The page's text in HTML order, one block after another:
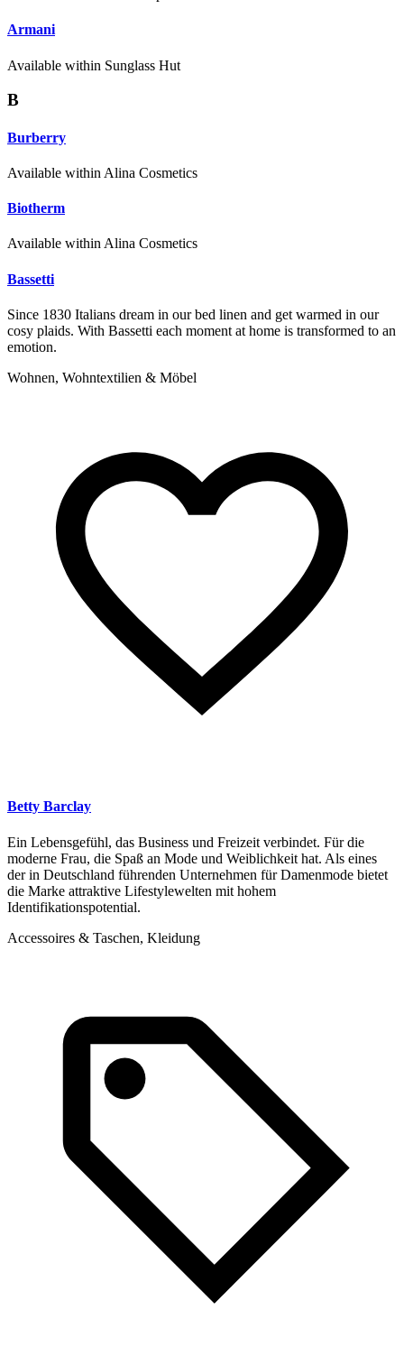
Armani
Available within Sunglass Hut
B
Burberry
Available within Alina Cosmetics
Biotherm
Available within Alina Cosmetics
Bassetti
Since 1830 Italians dream in our bed linen and get warmed in our
cosy plaids. With Bassetti each moment at home is transformed to an
emotion.
Wohnen, Wohntextilien & Möbel
Betty Barclay
Ein Lebensgefühl, das Business und Freizeit verbindet. Für die
moderne Frau, die Spaß an Mode und Weiblichkeit hat. Als eines
der in Deutschland führenden Unternehmen für Damenmode bietet
die Marke attraktive Lifestylewelten mit hohem
Identifikationspotential.
Accessoires & Taschen, Kleidung